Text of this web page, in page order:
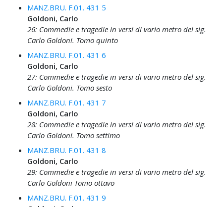
MANZ.BRU. F.01. 431 5
Goldoni, Carlo
26: Commedie e tragedie in versi di vario metro del sig.
Carlo Goldoni. Tomo quinto
MANZ.BRU. F.01. 431 6
Goldoni, Carlo
27: Commedie e tragedie in versi di vario metro del sig.
Carlo Goldoni. Tomo sesto
MANZ.BRU. F.01. 431 7
Goldoni, Carlo
28: Commedie e tragedie in versi di vario metro del sig.
Carlo Goldoni. Tomo settimo
MANZ.BRU. F.01. 431 8
Goldoni, Carlo
29: Commedie e tragedie in versi di vario metro del sig.
Carlo Goldoni Tomo ottavo
MANZ.BRU. F.01. 431 9